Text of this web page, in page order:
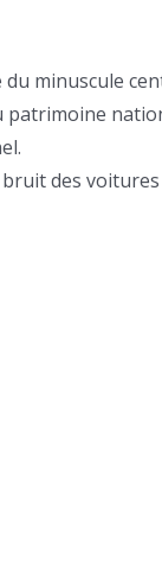
minuscule
patrimoine
des